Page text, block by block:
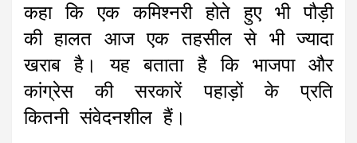
कहा कि एक कमिश्नरी होते हुए भी पौड़ी
की हालत आज एक तहसील से भी ज्यादा
खराब है। यह बताता है कि भाजपा और
कांग्रेस की सरकारें पहाड़ों के प्रति
कितनी संवेदनशील हैं।